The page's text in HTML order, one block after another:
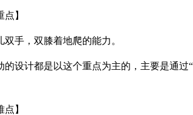
点】
双手，双膝着地爬的能力。
的设计都是以这个重点为主的，主要是通过
点】